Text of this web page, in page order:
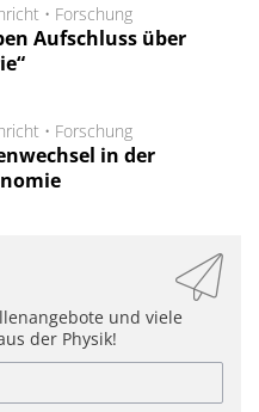
• Forschung
Aufschluss über
• Forschung
in der
und viele
der Physik!